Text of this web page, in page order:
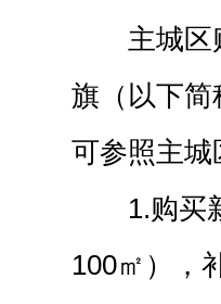
主城区
旗（以下简
可参照主
1.购买
100㎡），